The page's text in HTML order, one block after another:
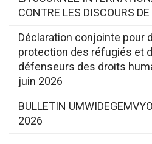
CONTRE LES DISCOURS
Déclaration conjointe pour
protection des réfugiés et
défenseurs des droits
juin 2026
BULLETIN
2026